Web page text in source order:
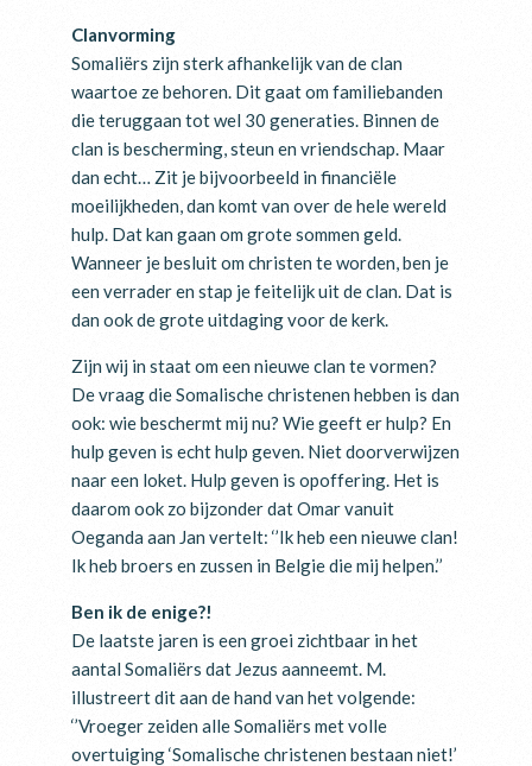
Clanvorming
Somaliërs zijn sterk afhankelijk van de clan
waartoe ze behoren. Dit gaat om familiebanden
die teruggaan tot wel 30 generaties. Binnen de
clan is bescherming, steun en vriendschap. Maar
dan echt… Zit je bijvoorbeeld in financiële
moeilijkheden, dan komt van over de hele wereld
hulp. Dat kan gaan om grote sommen geld.
Wanneer je besluit om christen te worden, ben je
een verrader en stap je feitelijk uit de clan. Dat is
dan ook de grote uitdaging voor de kerk.
Zijn wij in staat om een nieuwe clan te vormen?
De vraag die Somalische christenen hebben is dan
ook: wie beschermt mij nu? Wie geeft er hulp? En
hulp geven is echt hulp geven. Niet doorverwijzen
naar een loket. Hulp geven is opoffering. Het is
daarom ook zo bijzonder dat Omar vanuit
Oeganda aan Jan vertelt: ‘’Ik heb een nieuwe clan!
Ik heb broers en zussen in Belgie die mij helpen.’’
Ben ik de enige?!
De laatste jaren is een groei zichtbaar in het
aantal Somaliërs dat Jezus aanneemt. M.
illustreert dit aan de hand van het volgende:
‘’Vroeger zeiden alle Somaliërs met volle
overtuiging ‘Somalische christenen bestaan niet!’